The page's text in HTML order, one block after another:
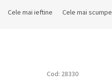
Cele mai ieftine Cele mai scumpe
Cod: 28330